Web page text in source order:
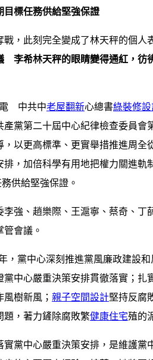
目標任務供給堅強保證
，此刻完全變成了林天秤的個人
李希林天秤的眼睛變得通紅，彷
電 中共中老屋翻新心總書綠裝修
產黨第二十屆中心紀律檢查委員
，以更高標準、更實舉措推進周
排，加倍科學有用地把權力關進
供給堅強保證。
李強、趙樂際、王滬寧、蔡奇、
會議。
，黨中心深刻推進黨風廉政建設
黨中心嚴重決策安排貫徹落實；
樹新風； 親子空間設計堅持反腐
題，著力鏟除腐敗繁健康住宅殖的
實黨中心嚴重決策安排，是維護